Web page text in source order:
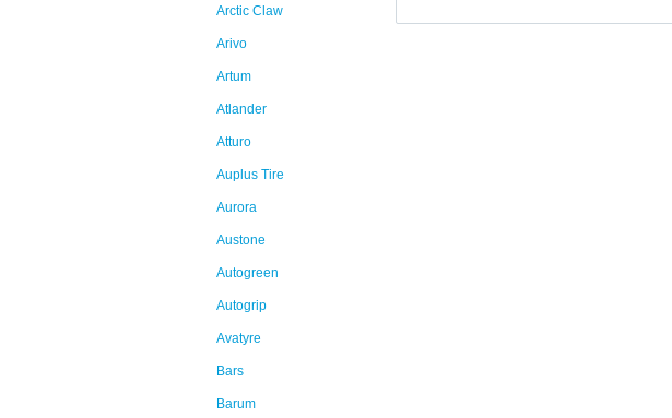
Arctic Claw
Arivo
Artum
Atlander
Atturo
Auplus Tire
Aurora
Austone
Autogreen
Autogrip
Avatyre
Bars
Barum